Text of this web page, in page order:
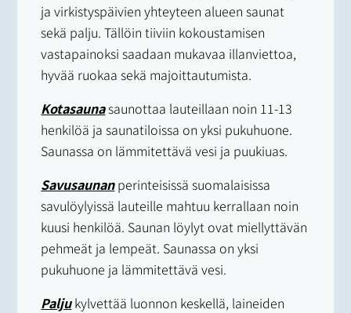
ja virkistyspäivien yhteyteen alueen saunat
sekä palju. Tällöin tiiviin kokoustamisen
vastapainoksi saadaan mukavaa illanviettoa,
hyvää ruokaa sekä majoittautumista.
Kotasaunasaunottaa lauteillaan noin 11-13
henkilöä ja saunatiloissa on yksi pukuhuone.
Saunassa on lämmitettävä vesi ja puukiuas.
Savusaunanperinteisissä suomalaisissa
savulöylyissä lauteille mahtuu kerrallaan noin
kuusi henkilöä. Saunan löylyt ovat miellyttävän
pehmeät ja lempeät. Saunassa on yksi
pukuhuone ja lämmitettävä vesi.
Paljukylvettää luonnon keskellä, laineiden